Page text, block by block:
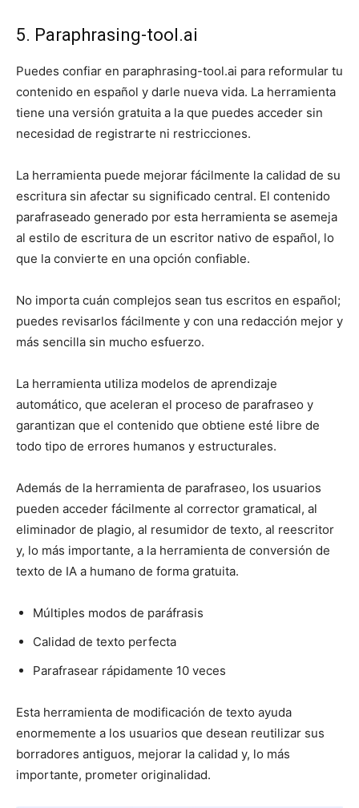
5. Paraphrasing-tool.ai
Puedes confiar en paraphrasing-tool.ai para reformular tu
contenido en español y darle nueva vida. La herramienta
tiene una versión gratuita a la que puedes acceder sin
necesidad de registrarte ni restricciones.
La herramienta puede mejorar fácilmente la calidad de su
escritura sin afectar su significado central. El contenido
parafraseado generado por esta herramienta se asemeja
al estilo de escritura de un escritor nativo de español, lo
que la convierte en una opción confiable.
No importa cuán complejos sean tus escritos en español;
puedes revisarlos fácilmente y con una redacción mejor y
más sencilla sin mucho esfuerzo.
La herramienta utiliza modelos de aprendizaje
automático, que aceleran el proceso de parafraseo y
garantizan que el contenido que obtiene esté libre de
todo tipo de errores humanos y estructurales.
Además de la herramienta de parafraseo, los usuarios
pueden acceder fácilmente al corrector gramatical, al
eliminador de plagio, al resumidor de texto, al reescritor
y, lo más importante, a la herramienta de conversión de
texto de IA a humano de forma gratuita.
Múltiples modos de paráfrasis
Calidad de texto perfecta
Parafrasear rápidamente 10 veces
Esta herramienta de modificación de texto ayuda
enormemente a los usuarios que desean reutilizar sus
borradores antiguos, mejorar la calidad y, lo más
importante, prometer originalidad.